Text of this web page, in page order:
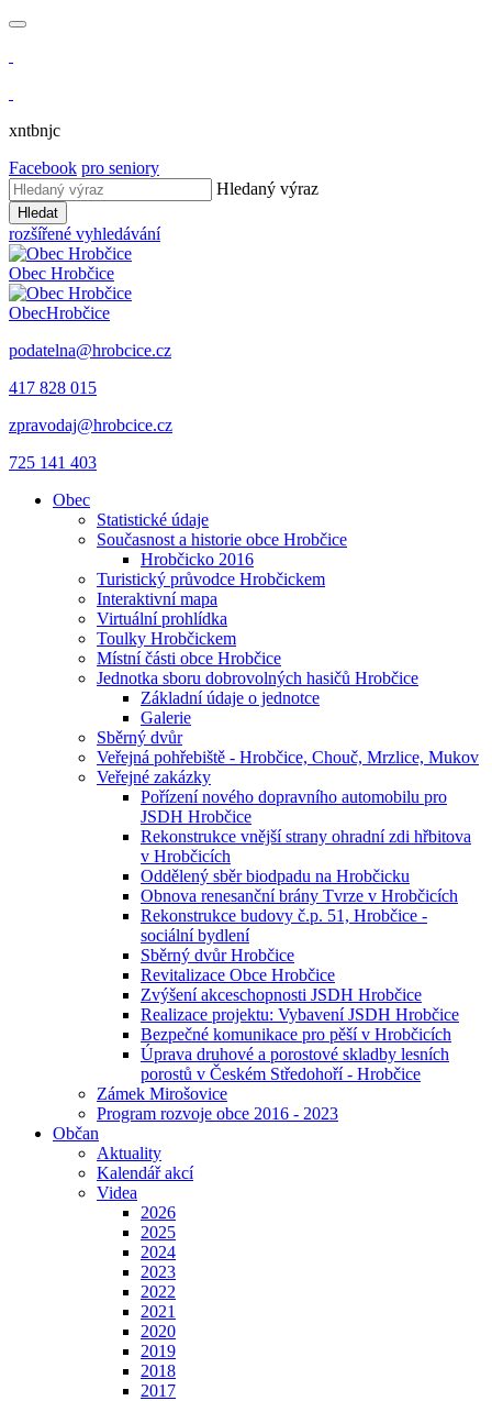
xntbnjc
Facebook pro seniory
Hledaný výraz
Hledat
rozšířené vyhledávání
Obec Hrobčice
ObecHrobčice
podatelna@hrobcice.cz
417 828 015
zpravodaj@hrobcice.cz
725 141 403
Obec
Statistické údaje
Současnost a historie obce Hrobčice
Hrobčicko 2016
Turistický průvodce Hrobčickem
Interaktivní mapa
Virtuální prohlídka
Toulky Hrobčickem
Místní části obce Hrobčice
Jednotka sboru dobrovolných hasičů Hrobčice
Základní údaje o jednotce
Galerie
Sběrný dvůr
Veřejná pohřebiště - Hrobčice, Chouč, Mrzlice, Mukov
Veřejné zakázky
Pořízení nového dopravního automobilu pro
JSDH Hrobčice
Rekonstrukce vnější strany ohradní zdi hřbitova
v Hrobčicích
Oddělený sběr biodpadu na Hrobčicku
Obnova renesanční brány Tvrze v Hrobčicích
Rekonstrukce budovy č.p. 51, Hrobčice -
sociální bydlení
Sběrný dvůr Hrobčice
Revitalizace Obce Hrobčice
Zvýšení akceschopnosti JSDH Hrobčice
Realizace projektu: Vybavení JSDH Hrobčice
Bezpečné komunikace pro pěší v Hrobčicích
Úprava druhové a porostové skladby lesních
porostů v Českém Středohoří - Hrobčice
Zámek Mirošovice
Program rozvoje obce 2016 - 2023
Občan
Aktuality
Kalendář akcí
Videa
2026
2025
2024
2023
2022
2021
2020
2019
2018
2017